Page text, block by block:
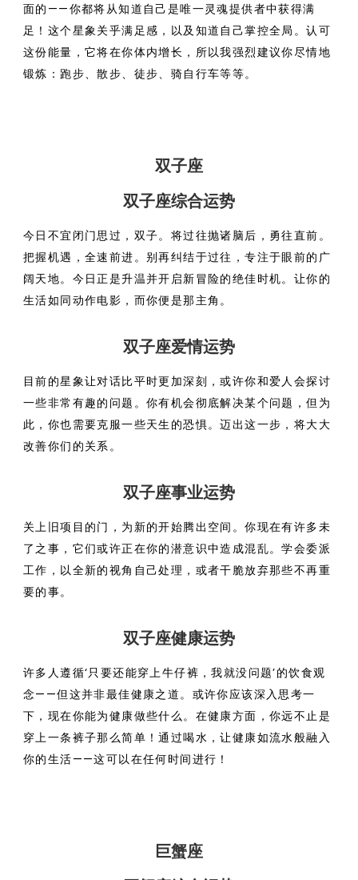
面的——你都将从知道自己是唯一灵魂提供者中获得满
足！这个星象关乎满足感，以及知道自己掌控全局。认可
这份能量，它将在你体内增长，所以我强烈建议你尽情地
锻炼：跑步、散步、徒步、骑自行车等等。
双子座
双子座综合运势
今日不宜闭门思过，双子。将过往抛诸脑后，勇往直前。
把握机遇，全速前进。别再纠结于过往，专注于眼前的广
阔天地。今日正是升温并开启新冒险的绝佳时机。让你的
生活如同动作电影，而你便是那主角。
双子座爱情运势
目前的星象让对话比平时更加深刻，或许你和爱人会探讨
一些非常有趣的问题。你有机会彻底解决某个问题，但为
此，你也需要克服一些天生的恐惧。迈出这一步，将大大
改善你们的关系。
双子座事业运势
关上旧项目的门，为新的开始腾出空间。你现在有许多未
了之事，它们或许正在你的潜意识中造成混乱。学会委派
工作，以全新的视角自己处理，或者干脆放弃那些不再重
要的事。
双子座健康运势
许多人遵循‘只要还能穿上牛仔裤，我就没问题’的饮食观
念——但这并非最佳健康之道。或许你应该深入思考一
下，现在你能为健康做些什么。在健康方面，你远不止是
穿上一条裤子那么简单！通过喝水，让健康如流水般融入
你的生活——这可以在任何时间进行！
巨蟹座